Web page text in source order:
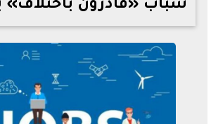
تصرف مثير من ميسي ونجوم
تحسن حالة فضل شاكر الصحية
شباب «قادرون